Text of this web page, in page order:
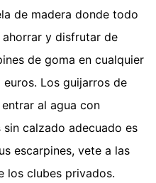
de madera donde todo
ahorrar y disfrutar de
de goma en cualquier
Los guijarros de
al agua con
calzado adecuado es
escarpines, vete a las
los clubes privados.